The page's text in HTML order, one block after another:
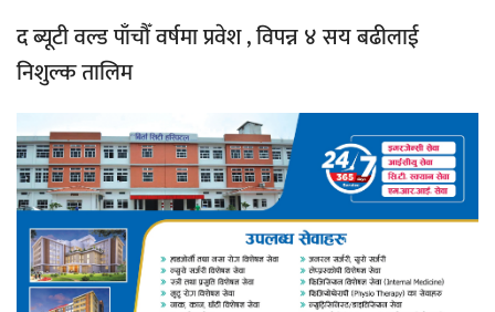
द ब्यूटी वल्ड पाँचौँ वर्षमा प्रवेश , विपन्न ४ सय बढीलाई
निशुल्क तालिम